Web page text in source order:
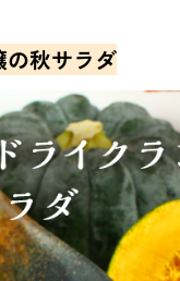
秋サラダ